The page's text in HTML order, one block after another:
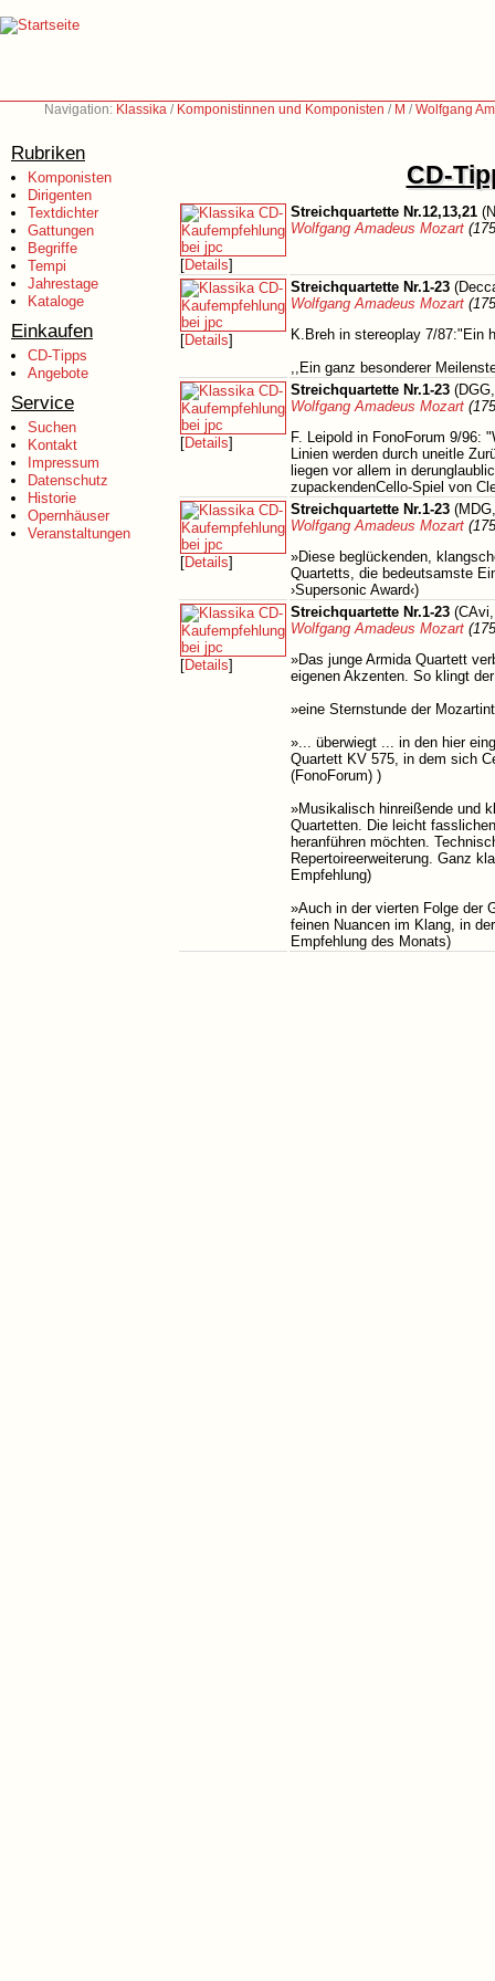
Navigation: Klassika / Komponistinnen und Komponisten / M /Wolfgang
Rubriken
Komponisten
Dirigenten
Textdichter
Gattungen
Begriffe
Tempi
Jahrestage
Kataloge
Einkaufen
CD-Tipps
Angebote
Service
Suchen
Kontakt
Impressum
Datenschutz
Historie
Opernhäuser
Veranstaltungen
CD-
[Details]
Streichquartette Nr.12,13,21
Wolfgang Amadeus Mozart
[Details]
Streichquartette Nr.1-23
Wolfgang Amadeus Mozart
K.Breh in stereoplay 7/87:"Ein
,,Ein ganz besonderer
[Details]
Streichquartette Nr.1-23
Wolfgang Amadeus Mozart
F. Leipold in FonoForum 9/96:
Linien werden durch uneitle
liegen vor allem in
zupackendenCello-Spiel von
[Details]
Streichquartette Nr.1-23
Wolfgang Amadeus Mozart
»Diese beglückenden,
Quartetts, die bedeutsamste
›Supersonic Award‹)
[Details]
Streichquartette Nr.1-23
Wolfgang Amadeus Mozart
»Das junge Armida Quartett
eigenen Akzenten.​ So klingt
»eine Sternstunde der
».​.​.​ überwiegt .​.​.​ in den hier
Quartett KV 575, in dem sich
(FonoForum) )
»Musikalisch hinreißende und
Quartetten.​ Die leicht
heranführen möchten.​
Repertoireerweiterung.​ Ganz
Empfehlung)
»Auch in der vierten Folge der
feinen Nuancen im Klang, in
Empfehlung des Monats)